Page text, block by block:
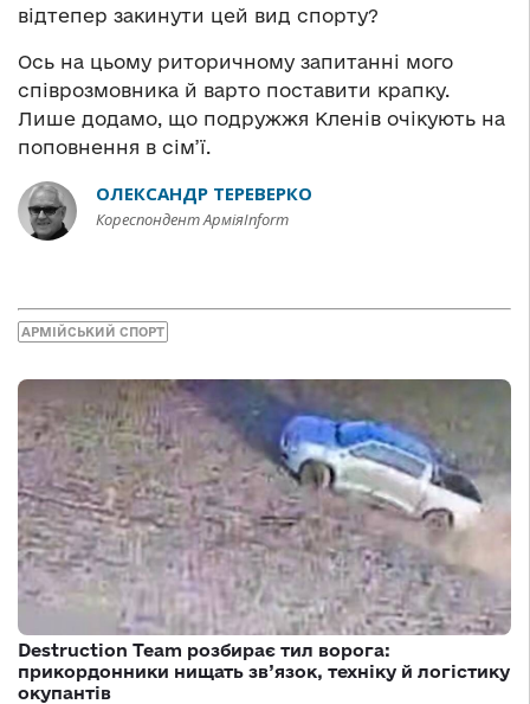
відтепер закинути цей вид спорту?
Ось на цьому риторичному запитанні мого
співрозмовника й варто поставити крапку.
Лише додамо, що подружжя Кленів очікують на
поповнення в сім’ї.
ОЛЕКСАНДР ТЕРЕВЕРКО
Кореспондент АрміяInform
АРМІЙСЬКИЙ СПОРТ
Destruction Team розбирає тил ворога:
прикордонники нищать зв’язок, техніку й логістику
окупантів